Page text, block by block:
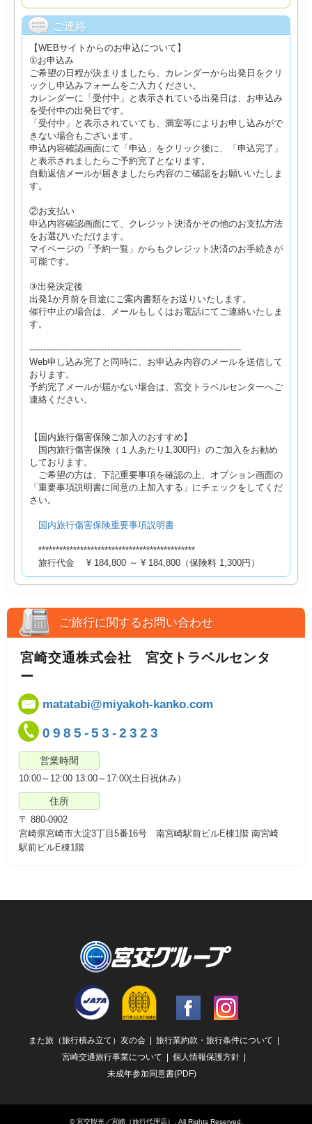
ご連絡
【WEBサイトからのお申込について】
①お申込み
ご希望の日程が決まりましたら、カレンダーから出発日をクリ
ックし申込みフォームをご入力ください。
カレンダーに「受付中」と表示されている出発日は、お申込み
を受付中の出発日です。
「受付中」と表示されていても、満室等によりお申し込みがで
きない場合もございます。
申込内容確認画面にて「申込」をクリック後に、「申込完了」
と表示されましたらご予約完了となります。
自動返信メールが届きましたら内容のご確認をお願いいたしま
す。
②お支払い
申込内容確認画面にて、クレジット決済かその他のお支払方法
をお選びいただけます。
マイページの「予約一覧」からもクレジット決済のお手続きが
可能です。
③出発決定後
出発1か月前を目途にご案内書類をお送りいたします。
催行中止の場合は、メールもしくはお電話にてご連絡いたしま
す。
----------------------------------------------------------------------------
Web申し込み完了と同時に、お申込み内容のメールを送信して
おります。
予約完了メールが届かない場合は、宮交トラベルセンターへご
連絡ください。
【国内旅行傷害保険ご加入のおすすめ】
国内旅行傷害保険（１人あたり1,300円）のご加入をお勧め
しております。
ご希望の方は、下記重要事項を確認の上、オプション画面の
「重要事項説明書に同意の上加入する」にチェックをしてくだ
さい。
国内旅行傷害保険重要事項説明書
*********************************************
旅行代金 ¥ 184,800 ～ ¥ 184,800（保険料 1,300円）
ご旅行に関するお問い合わせ
宮崎交通株式会社 宮交トラベルセンタ
ー
0985-53-2323
営業時間
10:00～12:00 13:00～17:00(土日祝休み）
matatabi@miyakoh-kanko.com
住所
〒 880-0902
宮崎県宮崎市大淀3丁目5番16号 南宮崎駅前ビルE棟1階 南宮崎
駅前ビルE棟1階
FacebookInstagram
また旅（旅行積み立て）友の会
旅行業約款・旅行条件について
宮崎交通旅行事業について
個人情報保護方針
未成年参加同意書(PDF)
©宮交観光／宮崎（旅行代理店） . All Rights Reserved.